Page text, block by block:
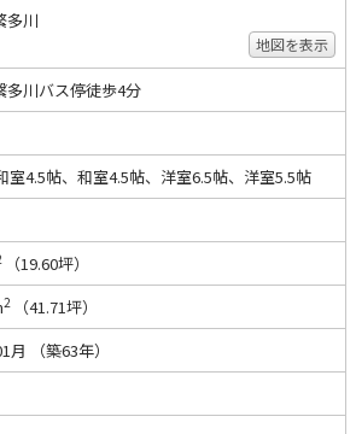
多川
地図を表示
多川バス停徒歩4分
室4.5帖、和室4.5帖、洋室6.5帖、洋室5.5帖
（19.60坪）
2
（41.71坪）
月
（築63年）